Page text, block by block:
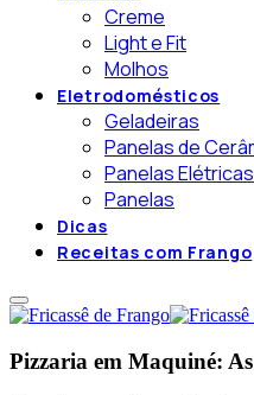
Creme
Light e Fit
Molhos
Eletrodomésticos
Geladeiras
Panelas de
Panelas Elétricas
Panelas
Dicas
Receitas com Frango
Pizzaria em Maquiné: